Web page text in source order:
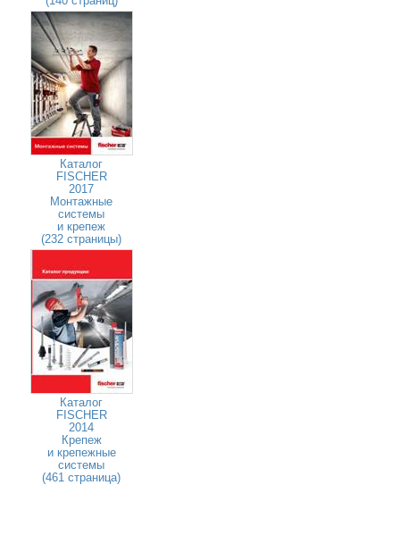
Каталог
FISCHER
2017
Монтажные
системы
и крепеж
(232 страницы)
Каталог
FISCHER
2014
Крепеж
и крепежные
системы
(461 страница)